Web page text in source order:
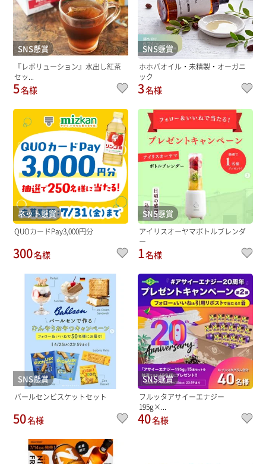
SNS懸賞
『レボリューション』水出し紅茶
セッ...
5名様
SNS懸賞
ホホバオイル・未精製・オーガニ
ック
3名様
ネット懸賞
QUOカードPay3,000円分
300名様
SNS懸賞
アイリスオーヤマボトルブレンダ
ー
1名様
SNS懸賞
バールセンビスケットセット
50名様
SNS懸賞
フルッタアサイーエナジー
195g×...
40名様